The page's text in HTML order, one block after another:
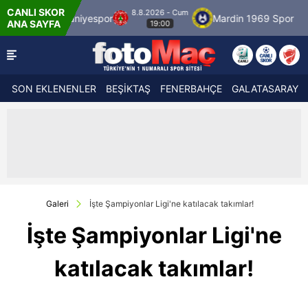
CANLI SKOR
ANA SAYFA
8.8.2026 - Cum
19:00
Mardin 1969 Spor Özbelsan
SON EKLENENLER BEŞİKTAŞ FENERBAHÇE GALATASARAY
Galeri İşte Şampiyonlar Ligi'ne katılacak takımlar!
İşte Şampiyonlar Ligi'ne
katılacak takımlar!